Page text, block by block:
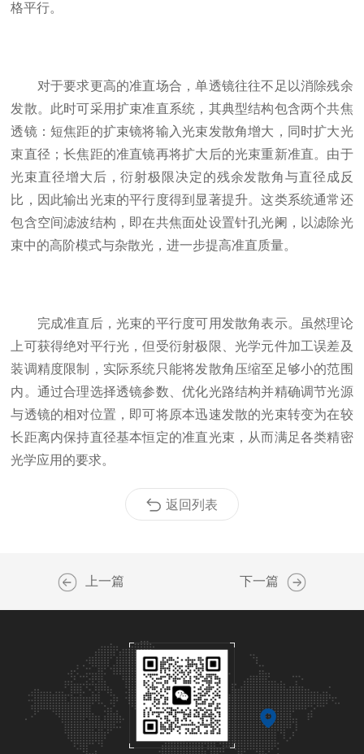
格平行。
对于要求更高的准直场合，单透镜往往不足以消除残余
发散。此时可采用扩束准直系统，其典型结构包含两个共焦
透镜：短焦距的扩束镜将输入光束发散角增大，同时扩大光
束直径；长焦距的准直镜再将扩大后的光束重新准直。由于
光束直径增大后，衍射极限决定的残余发散角与直径成反
比，因此输出光束的平行度得到显著提升。这类系统通常还
包含空间滤波结构，即在共焦面处设置针孔光阑，以滤除光
束中的高阶模式与杂散光，进一步提高准直质量。
完成准直后，光束的平行度可用发散角表示。虽然理论
上可获得绝对平行光，但受衍射极限、光学元件加工误差及
装调精度限制，实际系统只能将发散角压缩至足够小的范围
内。通过合理选择透镜参数、优化光路结构并精确调节光源
与透镜的相对位置，即可将原本迅速发散的光束转变为在较
长距离内保持直径基本恒定的准直光束，从而满足各类精密
光学应用的要求。
返回列表
上一篇 下一篇